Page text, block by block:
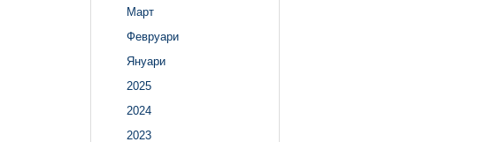
Март
Февруари
Януари
2025
2024
2023